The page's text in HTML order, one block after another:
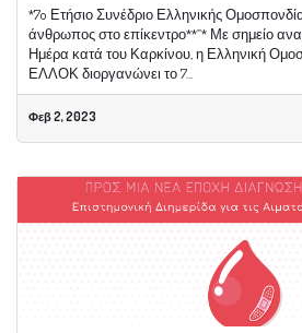
*7o Ετήσιο Συνέδριο Ελληνικής
άνθρωπος στο επίκεντρο**”* Με σημείο
Ημέρα κατά του Καρκίνου, η Ελληνική
ΕΛΛΟΚ διοργανώνει το 7...
Φεβ 2, 2023